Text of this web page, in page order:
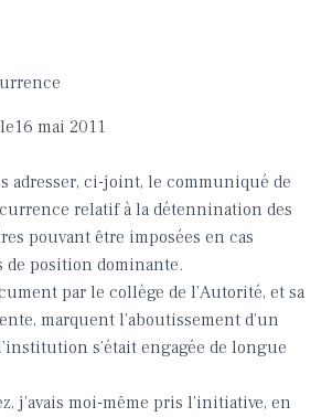
mai 2011
adresser, ci-joint, le communiqué de
relatif à la détennination des
pouvant être imposées en cas
de position dominante.
par le collège de l’Autorité, et sa
marquent l’aboutissement d’un
s’était engagée de longue
j’avais moi-même pris l’initiative, en